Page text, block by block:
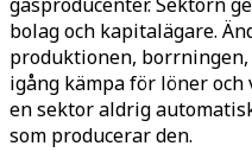
bolag och kapitalägare.
produktionen,
igång kämpa för löner
en sektor aldrig
som producerar den.